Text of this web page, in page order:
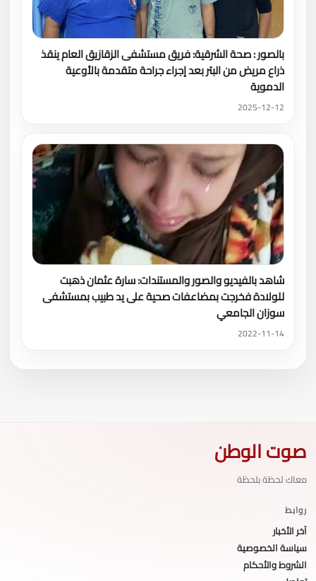
بالصور : صحة الشرقية: فريق مستشفى الزقازيق العام ينقذ
ذراع مريض من البتر بعد إجراء جراحة متقدمة بالأوعية
الدموية
2025-12-12
شاهد بالفيديو والصور والمستندات: سارة عثمان ذهبت
للولادة فخرجت بمضاعفات صحية على يد طبيب بمستشفى
سوزان الجامعي
2022-11-14
صوت الوطن
معاك لحظة بلحظة
روابط
آخر الأخبار
سياسة الخصوصية
الشروط والأحكام